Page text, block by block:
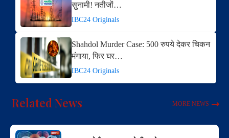
सुनामी! नतीजों…
IBC24 Originals
Shahdol Murder Case: 500 रुपये देकर चिकन
मंगाया, फिर घर…
IBC24 Originals
Related News MORE NEWS